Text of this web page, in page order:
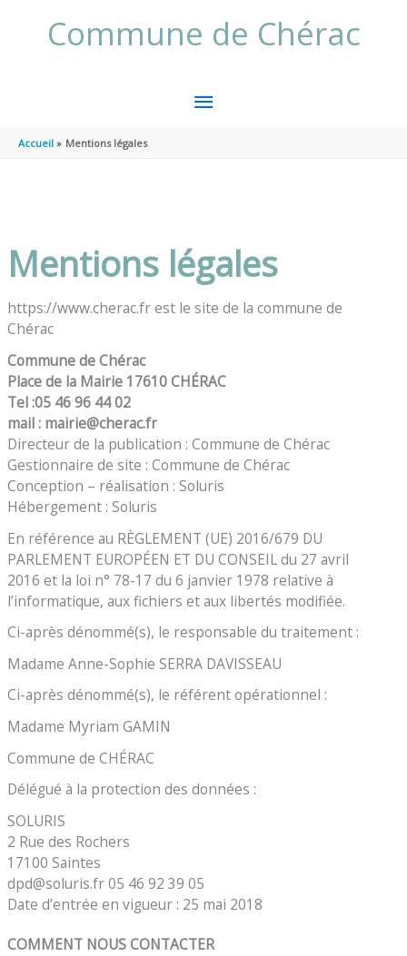
Commune de Chérac
MENU
Accueil Mentions légales
Mentions légales
https://www.cherac.fr est le site de la commune de
Chérac
Commune de Chérac
Place de la Mairie 17610 CHÉRAC
Tel :05 46 96 44 02
mail : mairie@cherac.fr
Directeur de la publication : Commune de Chérac
Gestionnaire de site : Commune de Chérac
Conception – réalisation : Soluris
Hébergement : Soluris
En référence au RÈGLEMENT (UE) 2016/679 DU
PARLEMENT EUROPÉEN ET DU CONSEIL du 27 avril
2016 et la loi n° 78-17 du 6 janvier 1978 relative à
l’informatique, aux fichiers et aux libertés modifiée.
Ci-après dénommé(s), le responsable du traitement :
Madame Anne-Sophie SERRA DAVISSEAU
Ci-après dénommé(s), le référent opérationnel :
Madame Myriam GAMIN
Commune de CHÉRAC
Délégué à la protection des données :
SOLURIS
2 Rue des Rochers
17100 Saintes
dpd@soluris.fr 05 46 92 39 05
Date d’entrée en vigueur : 25 mai 2018
COMMENT NOUS CONTACTER